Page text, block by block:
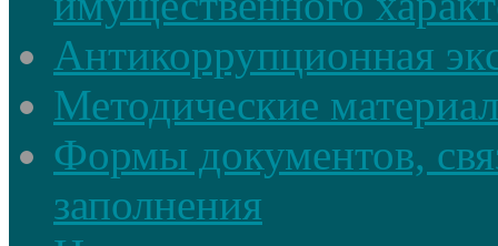
Антикоррупционная
Методические
Формы документов,
заполнения